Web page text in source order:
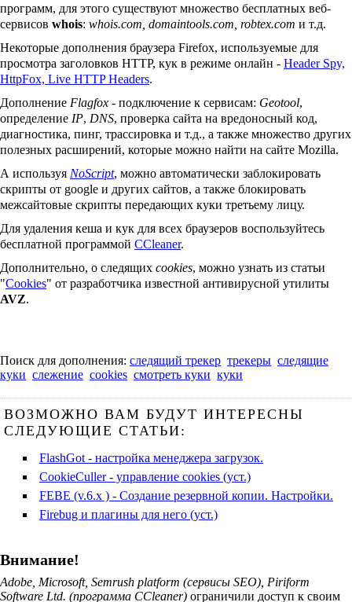
программ, для этого существуют множество бесплатных веб-
сервисов whois: whois.com, domaintools.com, robtex.com и т.д.
Некоторые дополнения браузера Firefox, используемые для
просмотра заголовков HTTP, кук в режиме онлайн - Header Spy,
HttpFox, Live HTTP Headers.
Дополнение Flagfox - подключение к сервисам: Geotool,
определение IP, DNS, проверка сайта на вредоносный код,
диагностика, пинг, трассировка и т.д., а также множество других
полезных расширений, которые можно найти на сайте Mozilla.
А используя NoScript, можно автоматически заблокировать
скрипты от google и других сайтов, а также блокировать
межсайтовые скрипты передающих куки третьему лицу.
Для удаления кеша и кук для всех браузеров воспользуйтесь
бесплатной программой CCleaner.
Дополнительно, о следящих cookies, можно узнать из статьи
"Cookies" от разработчика известной антивирусной утилиты
AVZ.
Поиск для дополнения: следящий трекер трекеры следящие
куки слежение cookies смотреть куки куки
ВОЗМОЖНО ВАМ БУДУТ ИНТЕРЕСНЫ
СЛЕДУЮЩИЕ СТАТЬИ:
FlashGot - настройка менеджера загрузок.
CookieCuller - управление cookies (уст.)
FEBE (v.6.x ) - Создание резервной копии. Настройки.
Firebug и плагины для него (уст.)
Внимание!
Adobe, Microsoft, Semrush platform (сервисы SEO), Piriform
Software Ltd. (программа CCleaner) ограничили доступ к своим